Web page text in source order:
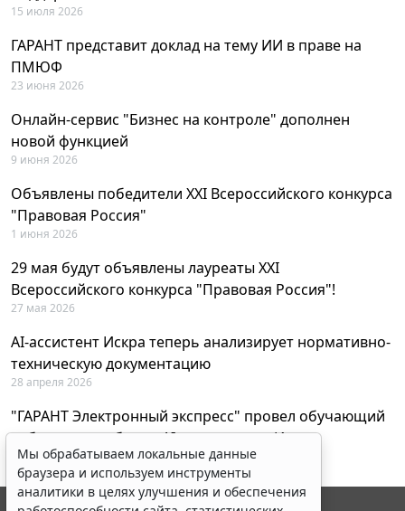
15 июля 2026
ГАРАНТ представит доклад на тему ИИ в праве на
ПМЮФ
23 июня 2026
Онлайн-сервис "Бизнес на контроле" дополнен
новой функцией
9 июня 2026
Объявлены победители XXI Всероссийского конкурса
"Правовая Россия"
1 июня 2026
29 мая будут объявлены лауреаты XXI
Всероссийского конкурса "Правовая Россия"!
27 мая 2026
AI-ассистент Искра теперь анализирует нормативно-
техническую документацию
28 апреля 2026
"ГАРАНТ Электронный экспресс" провел обучающий
вебинар по работе с AI-ассистентом Искра
23 апреля 2026
Мы обрабатываем локальные данные
браузера и используем инструменты
аналитики в целях улучшения и обеспечения